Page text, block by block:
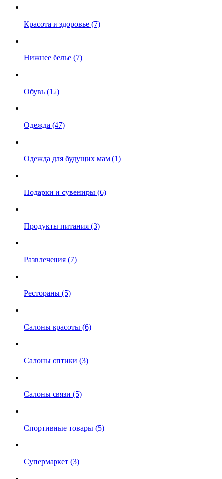
Красота и здоровье (7)
Нижнее белье (7)
Обувь (12)
Одежда (47)
Одежда для будущих мам (1)
Подарки и сувениры (6)
Продукты питания (3)
Развлечения (7)
Рестораны (5)
Салоны красоты (6)
Салоны оптики (3)
Салоны связи (5)
Спортивные товары (5)
Супермаркет (3)